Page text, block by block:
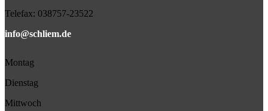
Telefax: 038757-23522
info@schliem.de
Montag
Dienstag
Mittwoch